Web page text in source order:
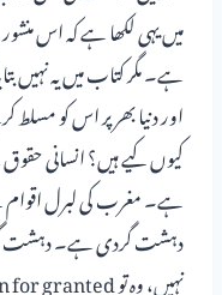
میں یہی لکھا ہے کہ اس
ہے۔ مگر کتاب میں یہ نہیں
اور دنیا بھر پر اس کو مسلط
کیوں کیے ہیں؟ انسانی حقوق
ہے۔ مغرب کی لبرل اقوام
دہشت گردی ہے۔ دہشت
نہیں، وہ تو taken for granted ہے۔